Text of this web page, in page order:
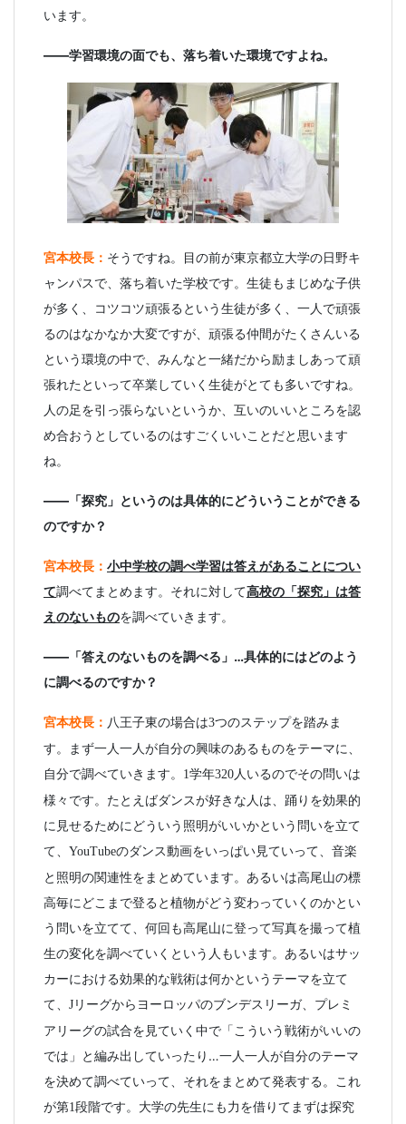
います。
――学習環境の面でも、落ち着いた環境ですよね。
宮本校長： そうですね。目の前が東京都立大学の日野キ
ャンパスで、落ち着いた学校です。生徒もまじめな子供
が多く、コツコツ頑張るという生徒が多く、一人で頑張
るのはなかなか大変ですが、頑張る仲間がたくさんいる
という環境の中で、みんなと一緒だから励ましあって頑
張れたといって卒業していく生徒がとても多いですね。
人の足を引っ張らないというか、互いのいいところを認
め合おうとしているのはすごくいいことだと思います
ね。
――「探究」というのは具体的にどういうことができる
のですか？
宮本校長： 小中学校の調べ学習は答えがあることについ
て調べてまとめます。それに対して高校の「探究」は答
えのないものを調べていきます。
――「答えのないものを調べる」…具体的にはどのよう
に調べるのですか？
宮本校長： 八王子東の場合は3つのステップを踏みま
す。まず一人一人が自分の興味のあるものをテーマに、
自分で調べていきます。
1学年320人いるのでその問いは
様々です。たとえばダンスが好きな人は、踊りを効果的
に見せるためにどういう照明がいいかという問いを立て
て、 YouTubeのダンス動画をいっぱい見ていって、音楽
と照明の関連性をまとめています。あるいは高尾山の標
高毎にどこまで登ると植物がどう変わっていくのかとい
う問いを立てて、何回も高尾山に登って写真を撮って植
生の変化を調べていくという人もいます。あるいはサッ
カーにおける効果的な戦術は何かというテーマを立て
て、 J リーグからヨーロッパのブンデスリーガ、プレミ
アリーグの試合を見ていく中で「こういう戦術がいいの
では」と編み出していったり…一人一人が自分のテーマ
を決めて調べていって、それをまとめて発表する。これ
が第1段階です。大学の先生にも力を借りてまずは探究